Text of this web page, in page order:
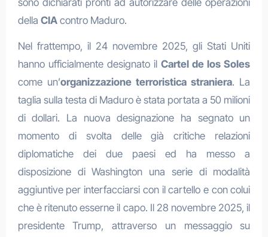
sono dichiarati pronti ad autorizzare delle operazioni
della CIAcontro Maduro.
Nel frattempo, il 24 novembre 2025, gli Stati Uniti
hanno ufficialmente designato ilCartel de los Soles
come un’organizzazione terroristica straniera. La
taglia sulla testa di Maduro è stata portata a 50 milioni
di dollari. La nuova designazione ha segnato un
momento di svolta delle già critiche relazioni
diplomatiche dei due paesi ed ha messo a
disposizione di Washington una serie di modalità
aggiuntive per interfacciarsi con il cartello e con colui
che è ritenuto esserne il capo. Il 28 novembre 2025, il
presidente Trump, attraverso un messaggio su